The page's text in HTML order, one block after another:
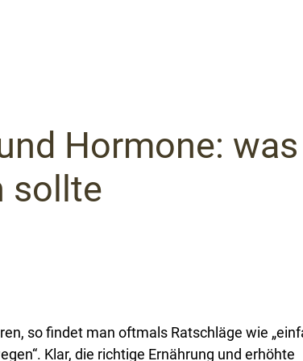
Hormone: was
sollte
so findet man oftmals Ratschläge wie
Klar, die richtige Ernährung und erhöhte